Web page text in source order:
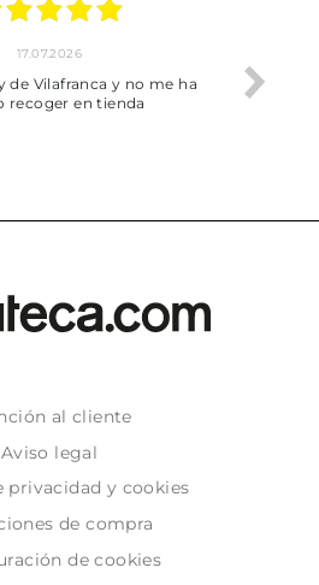
17.07.2026
de Vilafranca y no me ha
recoger en tienda
al cliente
Aviso legal
privacidad y cookies
de compra
de cookies